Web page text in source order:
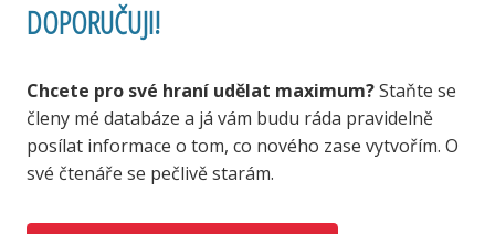
DOPORUČUJI!
Chcete pro své hraní udělat maximum?Staňte se
členy mé databáze a já vám budu ráda pravidelně
posílat informace o tom, co nového zase vytvořím. O
své čtenáře se pečlivě starám.